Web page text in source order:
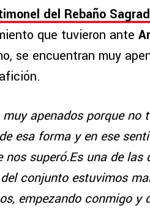
del Rebaño
que tuvieron ante
se encuentran muy
apenados porque no
esa forma y en ese
superó.Es una de las
conjunto estuvimos
empezando conmigo y